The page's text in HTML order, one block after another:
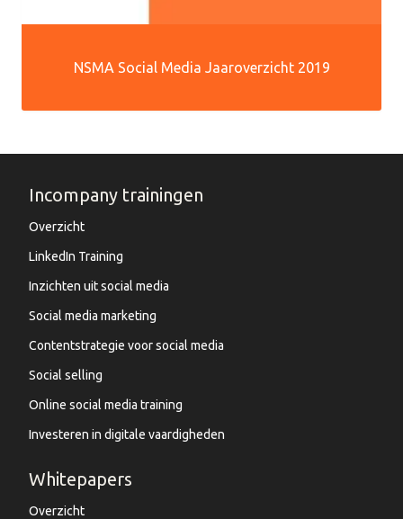
NSMA Social Media Jaaroverzicht 2019
Incompany trainingen
Overzicht
LinkedIn Training
Inzichten uit social media
Social media marketing
Contentstrategie voor social media
Social selling
Online social media training
Investeren in digitale vaardigheden
Whitepapers
Overzicht